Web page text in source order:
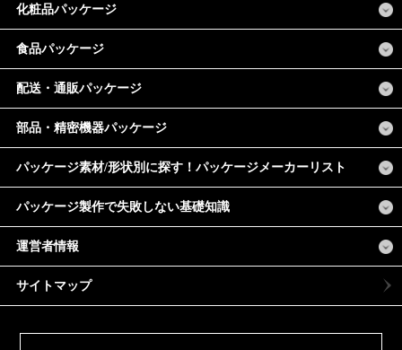
化粧品パッケージ
食品パッケージ
配送・通販パッケージ
部品・精密機器パッケージ
パッケージ素材/形状別に探す！パッケージメーカーリスト
パッケージ製作で失敗しない基礎知識
運営者情報
サイトマップ